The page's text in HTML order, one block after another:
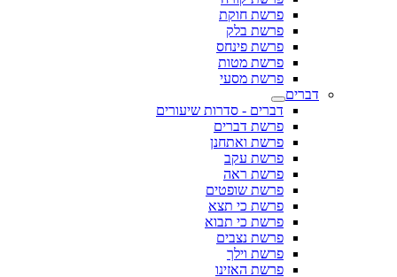
פרשת חוקת
פרשת בלק
פרשת פינחס
פרשת מטות
פרשת מסעי
דברים
דברים - סדרות שיעורים
פרשת דברים
פרשת ואתחנן
פרשת עקב
פרשת ראה
פרשת שופטים
פרשת כי תצא
פרשת כי תבוא
פרשת נצבים
פרשת וילך
פרשת האזינו